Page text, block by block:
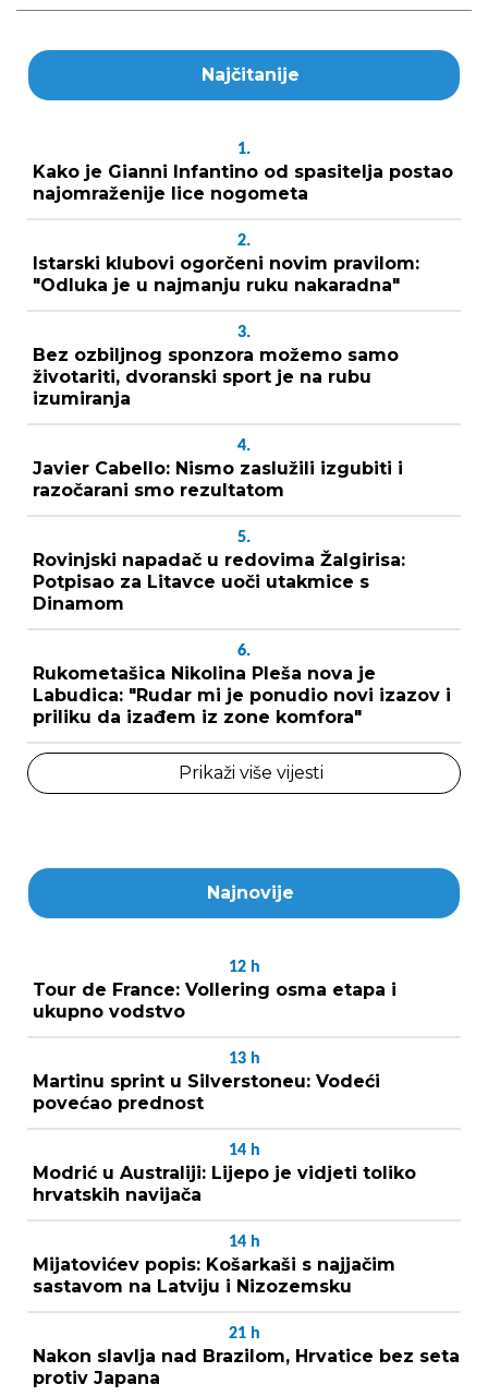
Najčitanije
1.
Kako je Gianni Infantino od spasitelja postao
najomraženije lice nogometa
2.
Istarski klubovi ogorčeni novim pravilom:
"Odluka je u najmanju ruku nakaradna"
3.
Bez ozbiljnog sponzora možemo samo
životariti, dvoranski sport je na rubu
izumiranja
4.
Javier Cabello: Nismo zaslužili izgubiti i
razočarani smo rezultatom
5.
Rovinjski napadač u redovima Žalgirisa:
Potpisao za Litavce uoči utakmice s
Dinamom
6.
Rukometašica Nikolina Pleša nova je
Labudica: "Rudar mi je ponudio novi izazov i
priliku da izađem iz zone komfora"
Prikaži više vijesti
Najnovije
12 h
Tour de France: Vollering osma etapa i
ukupno vodstvo
13 h
Martinu sprint u Silverstoneu: Vodeći
povećao prednost
14 h
Modrić u Australiji: Lijepo je vidjeti toliko
hrvatskih navijača
14 h
Mijatovićev popis: Košarkaši s najjačim
sastavom na Latviju i Nizozemsku
21 h
Nakon slavlja nad Brazilom, Hrvatice bez seta
protiv Japana